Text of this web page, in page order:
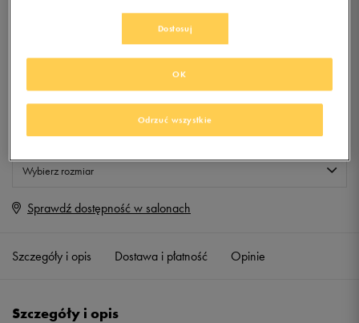
Produkt niedostępny
Jeśli artykuł będzie ponownie dostępny, otrzymasz od nas powiadomienie.
Wybierz rozmiar
S Powiadom o dostępności
M Powiadom o dostępności
Sprawdź dostępność w salonach
Szczegóły i opis Dostawa i płatność Opinie
Szczegóły i opis
Dostosuj
Odrzuć wszystkie
OK